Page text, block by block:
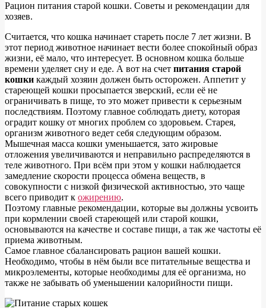
Рацион питания старой кошки. Советы и рекомендации для
хозяев.
Считается, что кошка начинает стареть после 7 лет жизни. В
этот период животное начинает вести более спокойный образ
жизни, её мало, что интересует. В основном кошка больше
времени уделяет сну и еде. А вот на счет питания старой
кошки каждый хозяин должен быть осторожен. Аппетит у
стареющей кошки просыпается зверский, если её не
ограничивать в пище, то это может привести к серьезным
последствиям. Поэтому главное соблюдать диету, которая
оградит кошку от многих проблем со здоровьем. Старея,
организм животного ведет себя следующим образом.
Мышечная масса кошки уменьшается, зато жировые
отложения увеличиваются и неправильно распределяются в
теле животного. При всём при этом у кошки наблюдается
замедление скорости процесса обмена веществ, в
совокупности с низкой физической активностью, это чаще
всего приводит к ожирению.
Поэтому главные рекомендации, которые вы должны усвоить
при кормлении своей стареющей или старой кошки,
основываются на качестве и составе пищи, а так же частоты её
приема животным.
Самое главное сбалансировать рацион вашей кошки.
Необходимо, чтобы в нём были все питательные вещества и
микроэлементы, которые необходимы для её организма, но
также не забывать об уменьшении калорийности пищи.